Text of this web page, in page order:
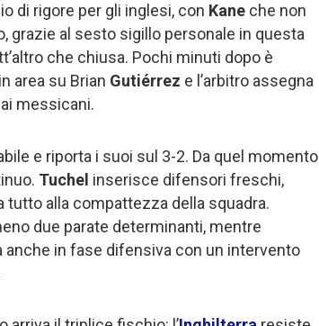
di rigore per gli inglesi, con Kane che non
grazie al sesto sigillo personale in questa
che chiusa. Pochi minuti dopo è
area su Brian Gutiérrez e l’arbitro assegna
messicani.
e riporta i suoi sul 3-2. Da quel momento
Tuchel inserisce difensori freschi,
tutto alla compattezza della squadra.
due parate determinanti, mentre
anche in fase difensiva con un intervento